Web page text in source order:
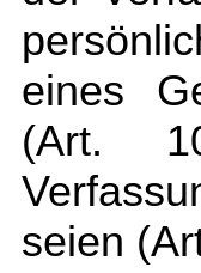
eines
(Art.
seien